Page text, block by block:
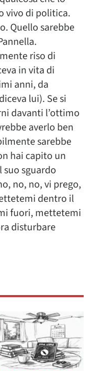
vivo di politica.
Quello sarebbe
riso di
in vita di
anni, da
lui). Se si
davanti l’ottimo
averlo ben
sarebbe
hai capito un
suo sguardo
no, no, vi prego,
dentro il
fuori, mettetemi
disturbare